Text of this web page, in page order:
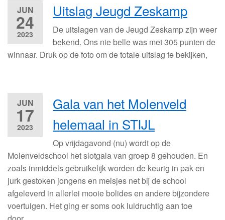
JUN
24
2023
Uitslag Jeugd Zeskamp
De uitslagen van de Jeugd Zeskamp zijn weer
bekend. Ons nie belle was met 305 punten de
winnaar. Druk op de foto om de totale uitslag te bekijken,
JUN
17
2023
Gala van het Molenveld
helemaal in STIJL
Op vrijdagavond (nu) wordt op de
Molenveldschool het slotgala van groep 8 gehouden. En
zoals inmiddels gebruikelijk worden de keurig in pak en
jurk gestoken jongens en meisjes net bij de school
afgeleverd in allerlei mooie bolides en andere bijzondere
voertuigen. Het ging er soms ook luidruchtig aan toe